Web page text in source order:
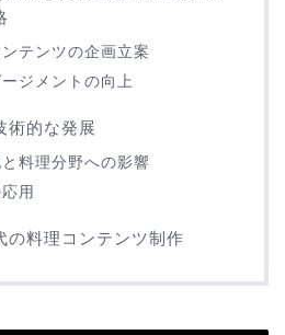
テンツの企画立案
ジメントの向上
術的な発展
料理分野への影響
用
の料理コンテンツ制作